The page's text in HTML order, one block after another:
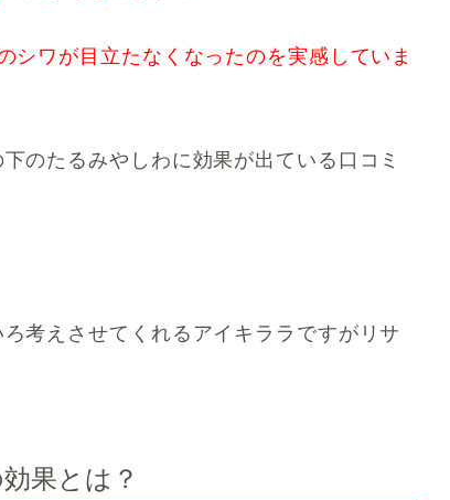
シワが目立たなくなったのを実感していま
のたるみやしわに効果が出ている口コミ
考えさせてくれるアイキララですがリサ
果とは？